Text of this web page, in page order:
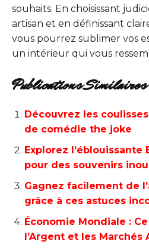
souhaits. En choisissant
artisan et en définissant
vous pourrez sublimer vos
un intérieur qui vous
Publications
Découvrez les
de comédie the joke
Explorez l’éblouissante
pour des souvenirs
Gagnez facilement de
grâce à ces astuces
Économie Mondiale :
l’Argent et les Marchés